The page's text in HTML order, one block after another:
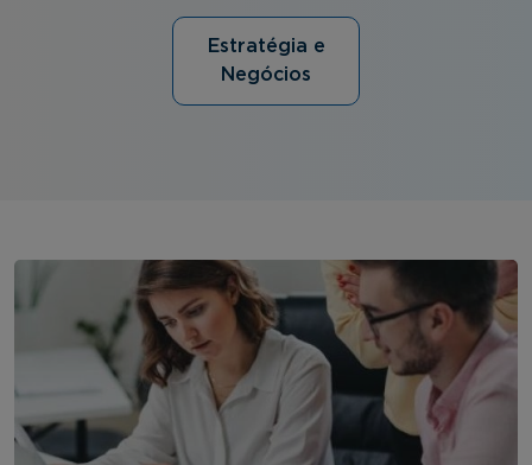
Estratégia e
Negócios